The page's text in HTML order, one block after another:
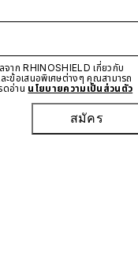
าก RHINOSHIELD เกี่ยวกับ
ะข้อเสนอพิเศษต่างๆ คุณสามารถ
ดอ่าน นโยบายความเป็นส่วนตัว
สมัคร